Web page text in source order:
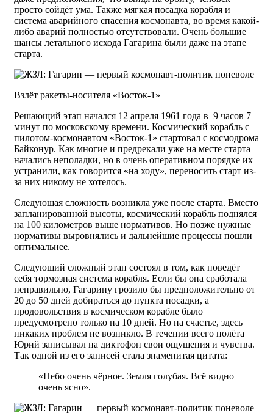
просто сойдёт ума. Также мягкая посадка корабля и
система аварийного спасения космонавта, во время какой-
либо аварий полностью отсутствовали. Очень большие
шансы летального исхода Гагарина были даже на этапе
старта.
Взлёт ракеты-носителя «Восток-1»
Решающий этап начался 12 апреля 1961 года в 9 часов 7
минут по московскому времени. Космический корабль с
пилотом-космонавтом «Восток-1» стартовал с космодрома
Байконур. Как многие и предрекали уже на месте старта
начались неполадки, но в очень оперативном порядке их
устранили, как говорится «на ходу», переносить старт из-
за них никому не хотелось.
Следующая сложность возникла уже после старта. Вместо
запланированной высоты, космический корабль поднялся
на 100 километров выше нормативов. Но позже нужные
нормативы выровнялись и дальнейшие процессы пошли
оптимальнее.
Следующий сложный этап состоял в том, как поведёт
себя тормозная система корабля. Если бы она сработала
неправильно, Гагарину грозило бы предположительно от
20 до 50 дней добираться до пункта посадки, а
продовольствия в космическом корабле было
предусмотрено только на 10 дней. Но на счастье, здесь
никаких проблем не возникло. В течении всего полёта
Юрий записывал на диктофон свои ощущения и чувства.
Так одной из его записей стала знаменитая цитата:
«Небо очень чёрное. Земля голубая. Всё видно
очень ясно».